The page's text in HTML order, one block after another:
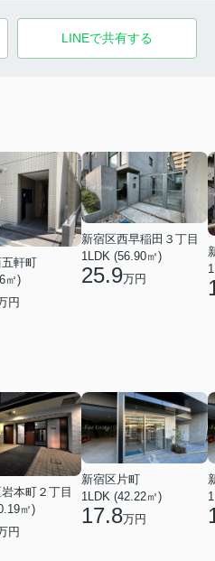
LINEで共有する
軒町
㎡)
円
新宿区西早稲田３丁目
1LDK (56.90㎡)
25.9万円
本町２丁目
㎡)
円
新宿区片町
1LDK (42.22㎡)
17.8万円